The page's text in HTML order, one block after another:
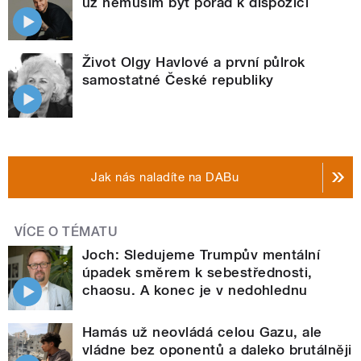
Život Olgy Havlové a první půlrok
samostatné České republiky
Jak nás naladíte na DABu
VÍCE O TÉMATU
Joch: Sledujeme Trumpův mentální
úpadek směrem k sebestřednosti,
chaosu. A konec je v nedohlednu
Hamás už neovládá celou Gazu, ale
vládne bez oponentů a daleko brutálněji